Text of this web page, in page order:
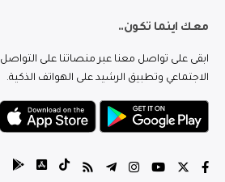
معك اينما تكون..
ابقى على تواصل معنا عبر منصاتنا على التواصل
الاجتماعي وتطبيق الرشيد على الهواتف الذكية.